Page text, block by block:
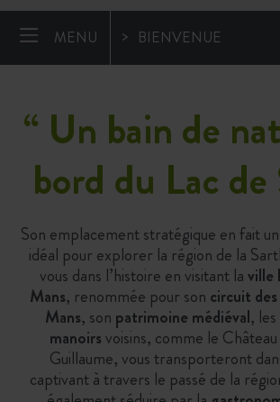
MENU BIENVENUE
“ Un bain de
bord du Lac de
Son emplacement stratégique en fait
idéal pour explorer la région de la
vous dans l’histoire en visitant laville
Mans, renommée pour son circuit
Mans, son patrimoine médiéval, les
manoirsvoisins, comme le
Guillaume, vous transporteront
captivant à travers le passé de la